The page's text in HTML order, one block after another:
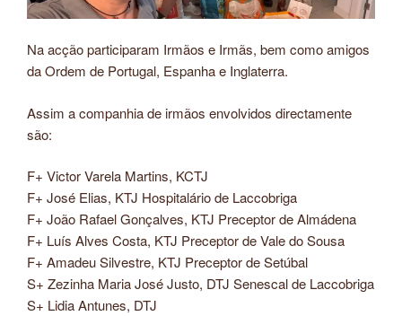
Na acção participaram Irmãos e Irmãs, bem como amigos
da Ordem de Portugal, Espanha e Inglaterra.
Assim a companhia de irmãos envolvidos directamente
são:
F+ Victor Varela Martins, KCTJ
F+ José Elias, KTJ Hospitalário de Laccobriga
F+ João Rafael Gonçalves, KTJ Preceptor de Almádena
F+ Luís Alves Costa, KTJ Preceptor de Vale do Sousa
F+ Amadeu Silvestre, KTJ Preceptor de Setúbal
S+ Zezinha Maria José Justo, DTJ Senescal de Laccobriga
S+ Lidia Antunes, DTJ